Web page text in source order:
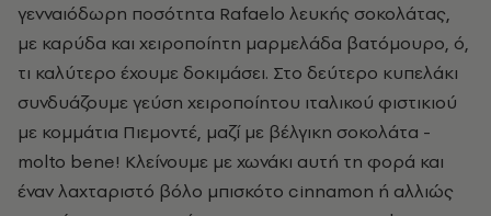
γενναιόδωρη ποσότητα Rafaelo λευκής σοκολάτας,
με καρύδα και χειροποίητη μαρμελάδα βατόμουρο, ό,
τι καλύτερο έχουμε δοκιμάσει. Στο δεύτερο κυπελάκι
συνδυάζουμε γεύση χειροποίητου ιταλικού φιστικιού
με κομμάτια Πιεμοντέ, μαζί με βέλγικη σοκολάτα -
molto bene! Κλείνουμε με χωνάκι αυτή τη φορά και
έναν λαχταριστό βόλο μπισκότο cinnamon ή αλλιώς